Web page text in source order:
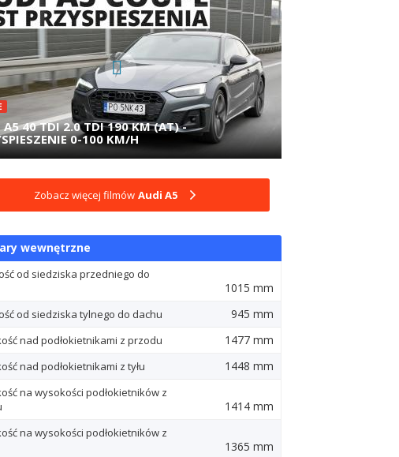
A5 40 TDI 2.0 TDI 190 KM (AT) -
0-100 KM/H
Zobacz więcej filmów Audi A5
wewnętrzne
od siedziska przedniego do
1015 mm
od siedziska tylnego do dachu 945 mm
nad podłokietnikami z przodu 1477 mm
nad podłokietnikami z tyłu 1448 mm
na wysokości podłokietników z
1414 mm
na wysokości podłokietników z
1365 mm